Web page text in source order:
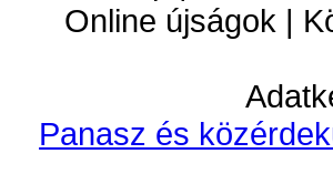
Online újságok |
Panasz és